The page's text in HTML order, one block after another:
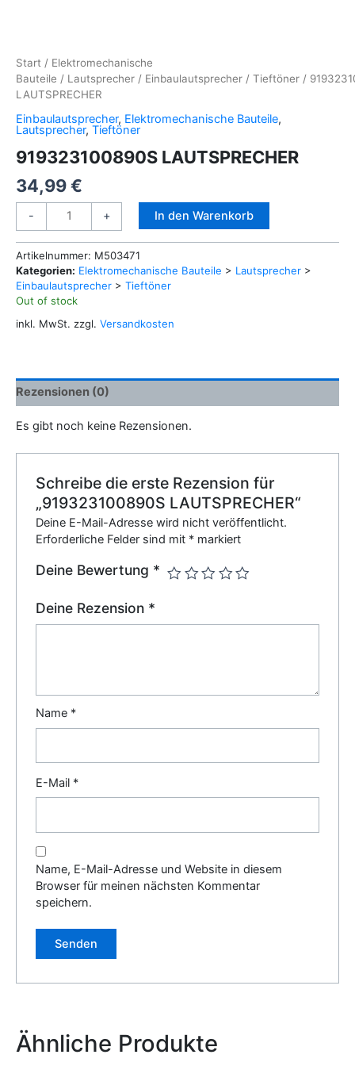
Start / Elektromechanische
Bauteile / Lautsprecher / Einbaulautsprecher / Tieftöner /
LAUTSPRECHER
Einbaulautsprecher, Elektromechanische Bauteile,
Lautsprecher, Tieftöner
919323100890S LAUTSPRECHER
34,99€
-
919323100890S
Menge
+ In den Warenkorb
Artikelnummer: M503471
Kategorien: Elektromechanische Bauteile > Lautsprecher >
Einbaulautsprecher > Tieftöner
Out of stock
inkl. MwSt. zzgl. Versandkosten
Rezensionen (0)
Es gibt noch keine Rezensionen.
Schreibe die erste Rezension für
„919323100890S LAUTSPRECHER“
Deine E-Mail-Adresse wird nicht veröffentlicht.
Erforderliche Felder sind mit * markiert
Deine Bewertung *
Deine Rezension *
Name *
E-Mail *
Name, E-Mail-Adresse und Website in diesem
Browser für meinen nächsten Kommentar
speichern.
Ähnliche Produkte